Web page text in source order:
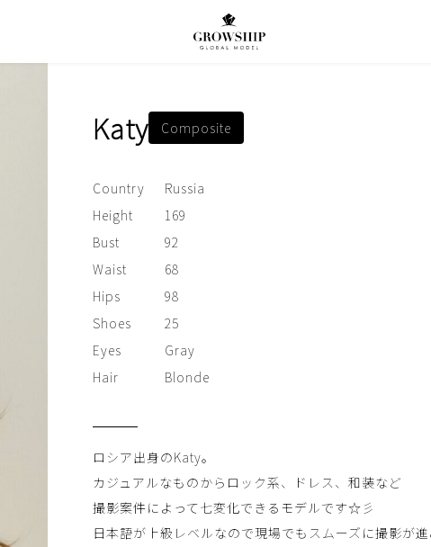
Katy Composite
Country
Russia
Height
169
Bust
92
Waist
68
Hips
98
Shoes
25
Eyes
Gray
Hair
Blonde
ロシア出身のKaty。
カジュアルなものからロック系、ドレス、和装など
撮影案件によって七変化できるモデルです☆彡
日本語が上級レベルなので現場でもスムーズに撮影が